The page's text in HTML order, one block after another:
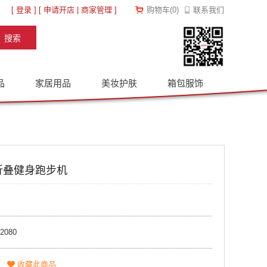
[ 登录 ] [ 申请开店 商家管理 ] 购物车(0) 联系我们
家居用品 美妆护肤 箱包服饰
健身跑步机
收藏此商品